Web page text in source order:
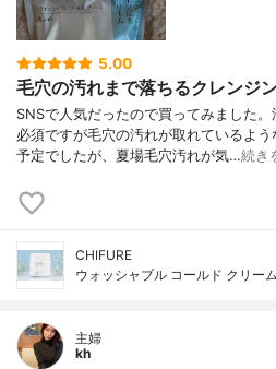
5.00
毛穴の汚れまで落ちるクレンジ
SNSで人気だったので買ってみました
必須ですが毛穴の汚れが取れているよ
予定でしたが、夏場毛穴汚れが気…続き
CHIFURE
ウォッシャブル コールド クリーム
主婦
kh